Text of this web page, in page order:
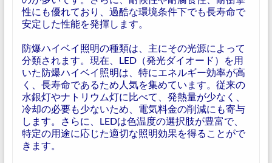
性にも優れており、過酷な環境条件下でも長寿命で
安定した性能を発揮します。
防爆ハイベイ照明の種類は、主にその光源によって
分類されます。現在、LED（発光ダイオード）を用
いた防爆ハイベイ照明は、特にエネルギー効率が高
く、長寿命であるため人気を集めています。従来の
水銀灯やナトリウム灯に比べて、発熱量が少なく、
冷却の必要も少ないため、電気料金の削減にも寄与
します。さらに、LEDは色温度の選択肢が豊富で、
特定の用途に応じた適切な照明効果を得ることがで
きます。